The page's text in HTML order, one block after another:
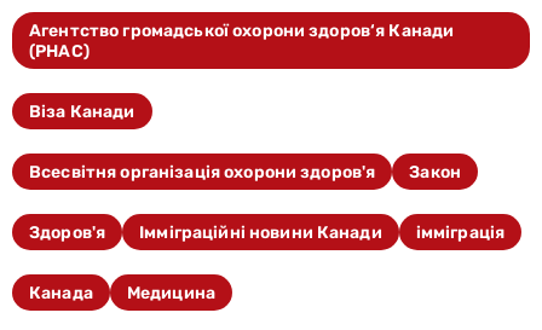
Агентство громадської охорони здоров‘я Канади
(PHAC)
Віза Канади
Всесвітня організація охорони здоров'я Закон
Здоров'я Імміграційні новини Канади імміграція
Канада Медицина